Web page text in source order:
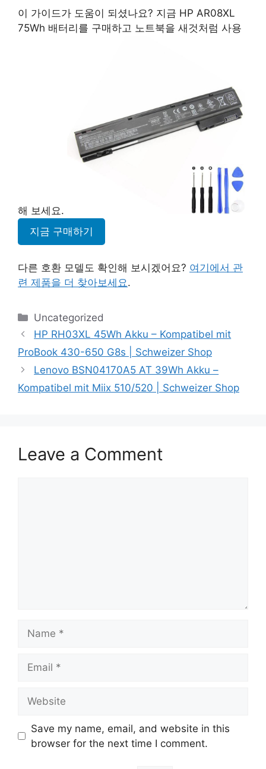
이 가이드가 도움이 되셨나요? 지금 HP AR08XL
75Wh 배터리를 구매하고 노트북을 새것처럼 사용
해 보세요.
지금 구매하기
다른 호환 모델도 확인해 보시겠어요? 여기에서 관
련 제품을 더 찾아보세요.
Categories
Uncategorized
HP RH03XL 45Wh Akku – Kompatibel mit
ProBook 430-650 G8s | Schweizer Shop
Lenovo BSN04170A5 AT 39Wh Akku –
Kompatibel mit Miix 510/520 | Schweizer Shop
Leave a Comment
Save my name, email, and website in this
browser for the next time I comment.